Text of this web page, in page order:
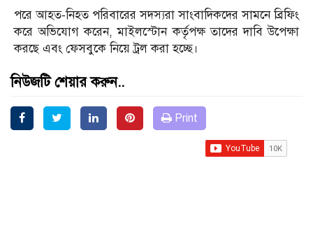
পরে আহত-নিহত পরিবারের সদস্যরা সাংবাদিকদের সামনে ব্রিফিং
করে অভিযোগ করেন, মাইলস্টোন কর্তৃপক্ষ তাদের দাবি উপেক্ষা
করছে এবং ফেসবুকে নিয়ে ট্রল করা হচ্ছে।
নিউজটি শেয়ার করুন..
Print